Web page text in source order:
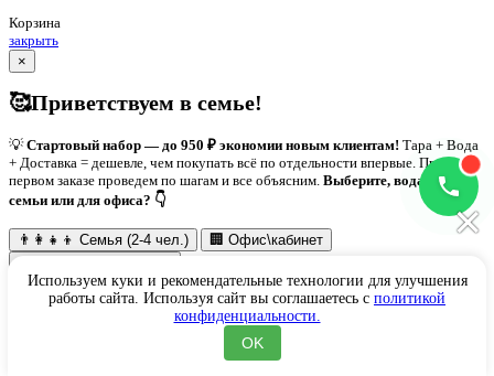
Корзина
закрыть
×
🥰Приветствуем в семье!
💡 Стартовый набор — до 950 ₽ экономии новым клиентам! Тара + Вода
+ Доставка = дешевле, чем покупать всё по отдельности впервые. При
первом заказе проведем по шагам и все объясним. Выберите, вода для
семьи или для офиса? 👇
👨‍👩‍👧‍👦 Семья (2-4 чел.)
🏢 Офис\кабинет
Идеальный выбор для семьи 2-4 человек.Подходит в 73% случаев.
×
Используем куки и рекомендательные технологии для улучшения
работы сайта. Используя сайт вы соглашаетесь с политикой
конфиденциальности.
OK